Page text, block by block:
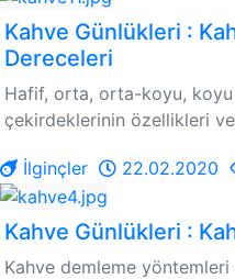
Kahve Günlükleri :
Dereceleri
Hafif, orta, orta-koyu,
çekirdeklerinin özellikleri ve
İlginçler 22.02.2020
Kahve Günlükleri :
Kahve demleme yöntemleri